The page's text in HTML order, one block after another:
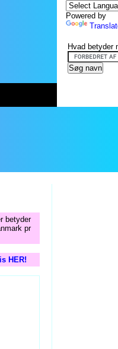
betyder
pr
HER!
Powered by
Hvad betyder